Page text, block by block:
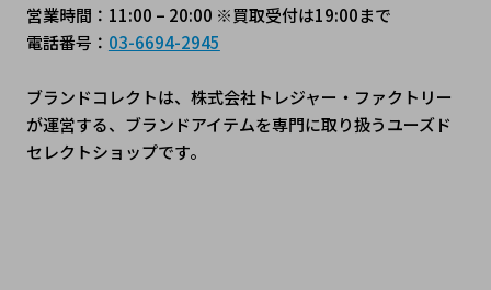
営業時間：11:00 – 20:00 ※買取受付は19:00まで
電話番号： 03-6694-2945
ブランドコレクトは、株式会社トレジャー・ファクトリー
が運営する、ブランドアイテムを専門に取り扱うユーズド
セレクトショップです。